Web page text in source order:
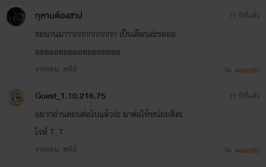
ยังไงก็ฝากติดตามนิยายเรื่องนี้ด้วยนะคะ
^^
กุหาบต้องสาป
รอนานมาาากกกกกกกกก เป็นเดือนอ่ะรอออ
ออออออออออออออออออ
จากตอน: ชดใช้
11 ปีที่แล้ว
ตอบกลับ
Guest_1.10.216.75
อยากอ่านตอนต่อไปแล้วง่ะ มาต่อให้หน่อยสิคะ
ไรท์ T_T
จากตอน: ชดใช้
11 ปีที่แล้ว
ตอบกลับ